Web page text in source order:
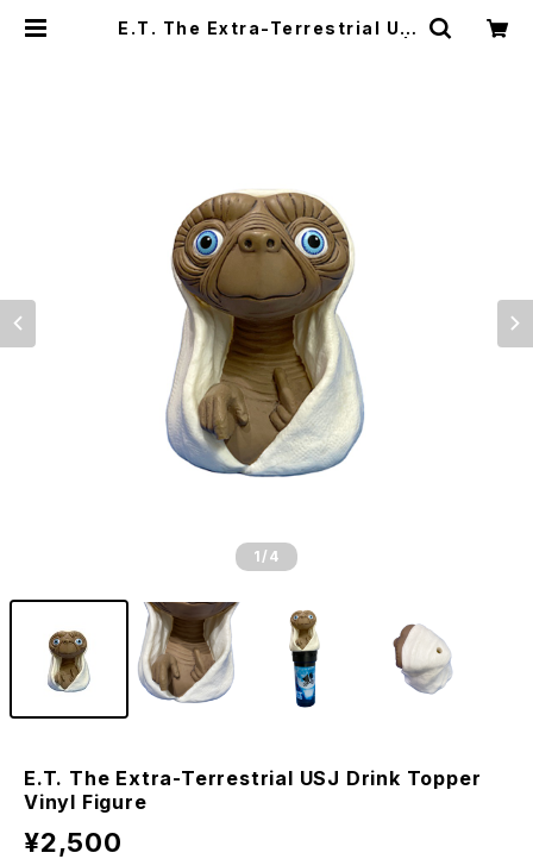
E.T. The Extra-Terrestrial US
1 /4
E.T. The Extra-Terrestrial USJ Drink Topper
Vinyl Figure
¥2,500